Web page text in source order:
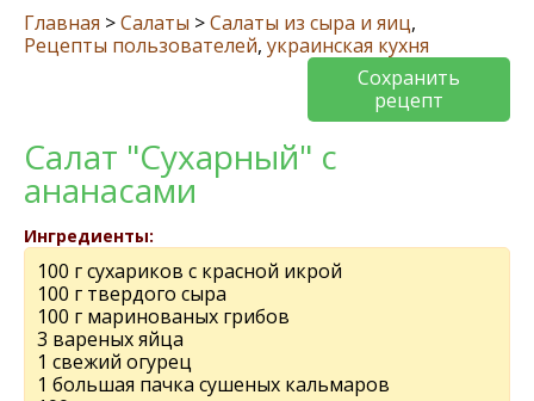
Главная >Салаты >Салаты из сыра и яиц,
Рецепты пользователей, украинская кухня
Сохранить
рецепт
Салат "Сухарный" с
ананасами
Ингредиенты:
100 г сухариков с красной икрой
100 г твердого сыра
100 г маринованых грибов
3 вареных яйца
1 свежий огурец
1 большая пачка сушеных кальмаров